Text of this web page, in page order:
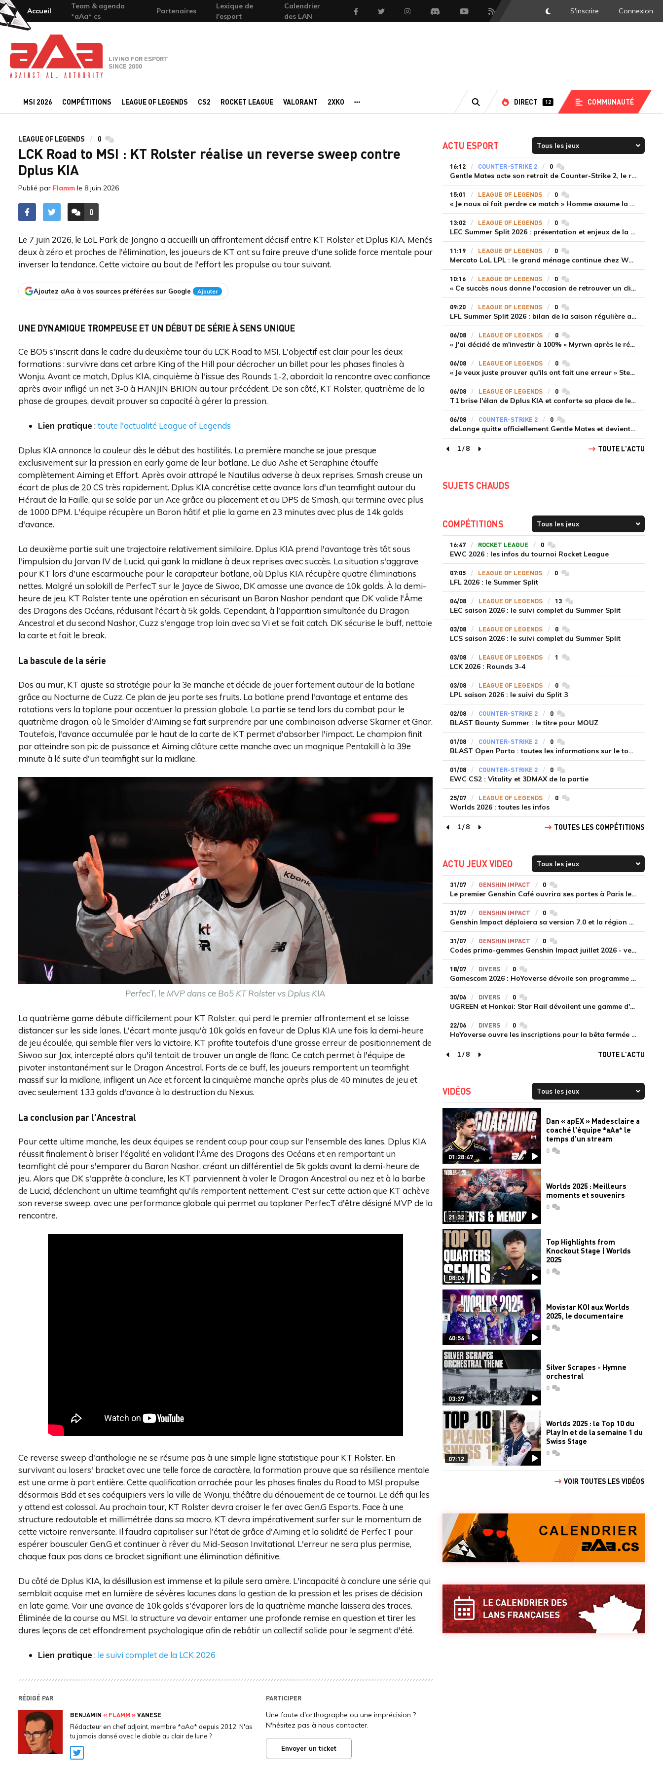
Accueil
Team & agenda
*aAa* cs
Partenaires
Lexique de
l'esport
Calendrier
des LAN
FacebookTwitter InstagramDiscord YoutubeFlux RSS DarkMode
S'inscrire Connexion
Team-aAa - against All authority
LIVING FOR ESPORT
SINCE 2000
MSI 2026 COMPÉTITIONS LEAGUE OF LEGENDS CS2 ROCKET LEAGUE VALORANT 2XKO
RECHERCHE
DIRECT 12 COMMUNAUTÉ
LEAGUE OF LEGENDS 0 commentaires
LCK Road to MSI : KT Rolster réalise un reverse sweep contre
Dplus KIA
Publié par Flamm le 8 juin 2026
ACCÉDER AUX
0
COMMENTAIRES
Le 7 juin 2026, le LoL Park de Jongno a accueilli un affrontement décisif entre KT Rolster et Dplus KIA. Menés
deux à zéro et proches de l'élimination, les joueurs de KT ont su faire preuve d'une solide force mentale pour
inverser la tendance. Cette victoire au bout de l'effort les propulse au tour suivant.
Ajoutez aAa à vos sources préférées sur Google Ajouter
UNE DYNAMIQUE TROMPEUSE ET UN DÉBUT DE SÉRIE À SENS UNIQUE
Ce BO5 s'inscrit dans le cadre du deuxième tour du LCK Road to MSI. L'objectif est clair pour les deux
formations : survivre dans cet arbre King of the Hill pour décrocher un billet pour les phases finales à
Wonju. Avant ce match, Dplus KIA, cinquième à l'issue des Rounds 1-2, abordait la rencontre avec confiance
après avoir infligé un net 3-0 à HANJIN BRION au tour précédent. De son côté, KT Rolster, quatrième de la
phase de groupes, devait prouver sa capacité à gérer la pression.
Lien pratique:toute l'actualité League of Legends
Dplus KIA annonce la couleur dès le début des hostilités. La première manche se joue presque
exclusivement sur la pression en early game de leur botlane. Le duo Ashe et Seraphine étouffe
complètement Aiming et Effort. Après avoir attrapé le Nautilus adverse à deux reprises, Smash creuse un
écart de plus de 20 CS très rapidement. Dplus KIA concrétise cette avance lors d'un teamfight autour du
Héraut de la Faille, qui se solde par un Ace grâce au placement et au DPS de Smash, qui termine avec plus
de 1000 DPM. L'équipe récupère un Baron hâtif et plie la game en 23 minutes avec plus de 14k golds
d'avance.
La deuxième partie suit une trajectoire relativement similaire. Dplus KIA prend l'avantage très tôt sous
l'impulsion du Jarvan IV de Lucid, qui gank la midlane à deux reprises avec succès. La situation s'aggrave
pour KT lors d'une escarmouche pour le carapateur botlane, où Dplus KIA récupère quatre éliminations
nettes. Malgré un solokill de PerfecT sur le Jayce de Siwoo, DK amasse une avance de 10k golds. À la demi-
heure de jeu, KT Rolster tente une opération en sécurisant un Baron Nashor pendant que DK valide l'Âme
des Dragons des Océans, réduisant l'écart à 5k golds. Cependant, à l'apparition simultanée du Dragon
Ancestral et du second Nashor, Cuzz s'engage trop loin avec sa Vi et se fait catch. DK sécurise le buff, nettoie
la carte et fait le break.
La bascule de la série
Dos au mur, KT ajuste sa stratégie pour la 3e manche et décide de jouer fortement autour de la botlane
grâce au Nocturne de Cuzz. Ce plan de jeu porte ses fruits. La botlane prend l'avantage et entame des
rotations vers la toplane pour accentuer la pression globale. La partie se tend lors du combat pour le
quatrième dragon, où le Smolder d'Aiming se fait surprendre par une combinaison adverse Skarner et Gnar.
Toutefois, l'avance accumulée par le haut de la carte de KT permet d'absorber l'impact. Le champion finit
par atteindre son pic de puissance et Aiming clôture cette manche avec un magnique Pentakill à la 39e
minute à lé suite d'un teamfight sur la midlane.
PerfecT, le MVP dans ce Bo5 KT Rolster vs Dplus KIA
La quatrième game débute difficilement pour KT Rolster, qui perd le premier affrontement et se laisse
distancer sur les side lanes. L'écart monte jusqu'à 10k golds en faveur de Dplus KIA une fois la demi-heure
de jeu écoulée, qui semble filer vers la victoire. KT profite toutefois d'une grosse erreur de positionnement de
Siwoo sur Jax, intercepté alors qu'il tentait de trouver un angle de flanc. Ce catch permet à l'équipe de
pivoter instantanément sur le Dragon Ancestral. Forts de ce buff, les joueurs remportent un teamfight
massif sur la midlane, infligent un Ace et forcent la cinquième manche après plus de 40 minutes de jeu et
avec seulement 133 golds d'avance à la destruction du Nexus.
La conclusion par l'Ancestral
Pour cette ultime manche, les deux équipes se rendent coup pour coup sur l'ensemble des lanes. Dplus KIA
réussit finalement à briser l'égalité en validant l'Âme des Dragons des Océans et en remportant un
teamfight clé pour s'emparer du Baron Nashor, créant un différentiel de 5k golds avant la demi-heure de
jeu. Alors que DK s'apprête à conclure, les KT parviennent à voler le Dragon Ancestral au nez et à la barbe
de Lucid, déclenchant un ultime teamfight qu'ils remportent nettement. C'est sur cette action que KT achève
son reverse sweep, avec une performance globale qui permet au toplaner PerfecT d'être désigné MVP de la
rencontre.
Ce reverse sweep d'anthologie ne se résume pas à une simple ligne statistique pour KT Rolster. En
survivant au losers' bracket avec une telle force de caractère, la formation prouve que sa résilience mentale
est une arme à part entière. Cette qualification arrachée pour les phases finales du Road to MSI propulse
désormais Bdd et ses coéquipiers vers la ville de Wonju, théâtre du dénouement de ce tournoi. Le défi qui les
y attend est colossal. Au prochain tour, KT Rolster devra croiser le fer avec Gen.G Esports. Face à une
structure redoutable et millimétrée dans sa macro, KT devra impérativement surfer sur le momentum de
cette victoire renversante. Il faudra capitaliser sur l'état de grâce d'Aiming et la solidité de PerfecT pour
espérer bousculer Gen.G et continuer à rêver du Mid-Season Invitational. L'erreur ne sera plus permise,
chaque faux pas dans ce bracket signifiant une élimination définitive.
Du côté de Dplus KIA, la désillusion est immense et la pilule sera amère. L'incapacité à conclure une série qui
semblait acquise met en lumière de sévères lacunes dans la gestion de la pression et les prises de décision
en late game. Voir une avance de 10k golds s'évaporer lors de la quatrième manche laissera des traces.
Éliminée de la course au MSI, la structure va devoir entamer une profonde remise en question et tirer les
dures leçons de cet effondrement psychologique afin de rebâtir un collectif solide pour le segment d'été.
Lien pratique: le suivi complet de la LCK 2026
RÉDIGÉ PAR
BENJAMIN « FLAMM »VANESE
Rédacteur en chef adjoint, membre *aAa* depuis 2012. N'as
tu jamais dansé avec le diable au clair de lune ?
Twitter
PARTICIPER
Une faute d'orthographe ou une imprécision ?
N'hésitez pas à nous contacter.
Envoyer un ticket
ACTU ESPORT
16:12 COUNTER-STRIKE 2 0commentaires
Gentle Mates acte son retrait de Counter-Strike 2, le roster ibérique libéré
15:01 LEAGUE OF LEGENDS 0commentaires
« Je nous ai fait perdre ce match » Homme assume la responsabilité de la défaite de HLE face à Gen.G
13:02 LEAGUE OF LEGENDS 0commentaires
LEC Summer Split 2026 : présentation et enjeux de la troisième semaine de compétition
11:19 LEAGUE OF LEGENDS 0commentaires
Mercato LoL LPL : le grand ménage continue chez Weibo Gaming, Jiejie quitte le navire au profit de Xiaohao
10:16 LEAGUE OF LEGENDS 0commentaires
« Ce succès nous donne l'occasion de retrouver un climat beaucoup plus positif » Ryu et Canyon soulagés après la victoire de Gen.G sur HLE
09:20 LEAGUE OF LEGENDS 0commentaires
LFL Summer Split 2026 : bilan de la saison régulière avec Solary en tête
06/08 LEAGUE OF LEGENDS 0commentaires
« J'ai décidé de m'investir à 100% » Myrwn après le réveil de Movistar KOI face à Fnatic
06/08 LEAGUE OF LEGENDS 0commentaires
« Je veux juste prouver qu'ils ont fait une erreur » Stend se confie sur son mercato chaotique et ses ambitions avec Shifters
06/08 LEAGUE OF LEGENDS 0commentaires
T1 brise l'élan de Dplus KIA et conforte sa place de leader en LCK 2026 Rounds 3-4
06/08 COUNTER-STRIKE 2 0commentaires
deLonge quitte officiellement Gentle Mates et devient agent libre
page précédente
1/8
page suivante
TOUTE L'ACTU
SUJETS CHAUDS
COMPÉTITIONS
16:47 ROCKET LEAGUE 0commentaires
EWC 2026 : les infos du tournoi Rocket League
07:05 LEAGUE OF LEGENDS 0commentaires
LFL 2026 : le Summer Split
04/08 LEAGUE OF LEGENDS 13commentaires
LEC saison 2026 : le suivi complet du Summer Split
03/08 LEAGUE OF LEGENDS 0commentaires
LCS saison 2026 : le suivi complet du Summer Split
03/08 LEAGUE OF LEGENDS 1 commentaires
LCK 2026 : Rounds 3-4
03/08 LEAGUE OF LEGENDS 0commentaires
LPL saison 2026 : le suivi du Split 3
02/08 COUNTER-STRIKE 2 0commentaires
BLAST Bounty Summer : le titre pour MOUZ
01/08 COUNTER-STRIKE 2 0commentaires
BLAST Open Porto : toutes les informations sur le tournoi
01/08 COUNTER-STRIKE 2 0commentaires
EWC CS2 : Vitality et 3DMAX de la partie
25/07 LEAGUE OF LEGENDS 0commentaires
Worlds 2026 : toutes les infos
page précédente
1/8
page suivante
TOUTES LES COMPÉTITIONS
ACTU JEUX VIDEO
31/07 GENSHIN IMPACT 0commentaires
Le premier Genshin Café ouvrira ses portes à Paris le 14 août
31/07 GENSHIN IMPACT 0commentaires
Genshin Impact déploiera sa version 7.0 et la région de Snezhnaya le 12 août
31/07 GENSHIN IMPACT 0commentaires
Codes primo-gemmes Genshin Impact juillet 2026 - version 7.0
18/07 DIVERS 0commentaires
Gamescom 2026 : HoYoverse dévoile son programme et présente deux nouveaux jeux inédits
30/06 DIVERS 0commentaires
UGREEN et Honkai: Star Rail dévoilent une gamme d'accessoires de recharge en édition limitée
22/06 DIVERS 0commentaires
HoYoverse ouvre les inscriptions pour la bêta fermée de Honkai : Nexus Anima
page précédente
1/8
page suivante
TOUTE L'ACTU
VIDÉOS
01:28:47
Dan « apEX » Madesclaire a
coaché l'équipe *aAa* le
temps d'un stream
0commentaires
21:32
Worlds 2025 : Meilleurs
moments et souvenirs
0commentaires
08:06
Top Highlights from
Knockout Stage | Worlds
2025
0commentaires
40:54
Movistar KOI aux Worlds
2025, le documentaire
0commentaires
03:37
Silver Scrapes - Hymne
orchestral
0commentaires
07:12
Worlds 2025 : le Top 10 du
Play In et de la semaine 1 du
Swiss Stage
0commentaires
VOIR TOUTES LES VIDÉOS